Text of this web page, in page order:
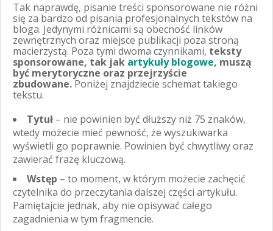
Tak naprawdę, pisanie treści sponsorowane nie różni
się za bardzo od pisania profesjonalnych tekstów na
bloga. Jedynymi różnicami są obecność linków
zewnętrznych oraz miejsce publikacji poza stroną
macierzystą. Poza tymi dwoma czynnikami, teksty
sponsorowane, tak jak artykuły blogowe, muszą
być merytoryczne oraz przejrzyście
zbudowane. Poniżej znajdziecie schemat takiego
tekstu.
Tytuł – nie powinien być dłuższy niż 75 znaków,
wtedy możecie mieć pewność, że wyszukiwarka
wyświetli go poprawnie. Powinien być chwytliwy oraz
zawierać frazę kluczową.
Wstęp – to moment, w którym możecie zachęcić
czytelnika do przeczytania dalszej części artykułu.
Pamiętajcie jednak, aby nie opisywać całego
zagadnienia w tym fragmencie.